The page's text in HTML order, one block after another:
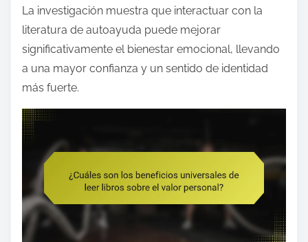
La investigación muestra que interactuar con la
literatura de autoayuda puede mejorar
significativamente el bienestar emocional, llevando
a una mayor confianza y un sentido de identidad
más fuerte.